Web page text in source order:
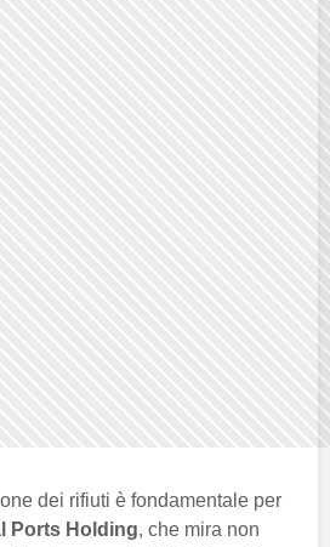
dei rifiuti è fondamentale per
Ports Holding, che mira non